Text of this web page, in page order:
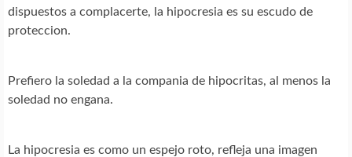
dispuestos a complacerte, la hipocresia es su escudo de
proteccion.
Prefiero la soledad a la compania de hipocritas, al menos la
soledad no engana.
La hipocresia es como un espejo roto, refleja una imagen